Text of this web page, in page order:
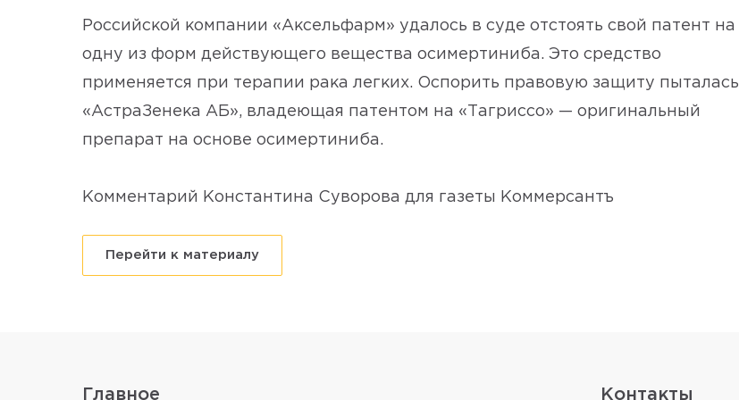
Российской компании «Аксельфарм» удалось в суде отстоять свой патент на
одну из форм действующего вещества осимертиниба. Это средство
применяется при терапии рака легких. Оспорить правовую защиту пыталась
«АстраЗенека АБ», владеющая патентом на «Тагриссо» — оригинальный
препарат на основе осимертиниба.
Комментарий Константина Суворова для газеты Коммерсантъ
Перейти к материалу
Главное Контакты